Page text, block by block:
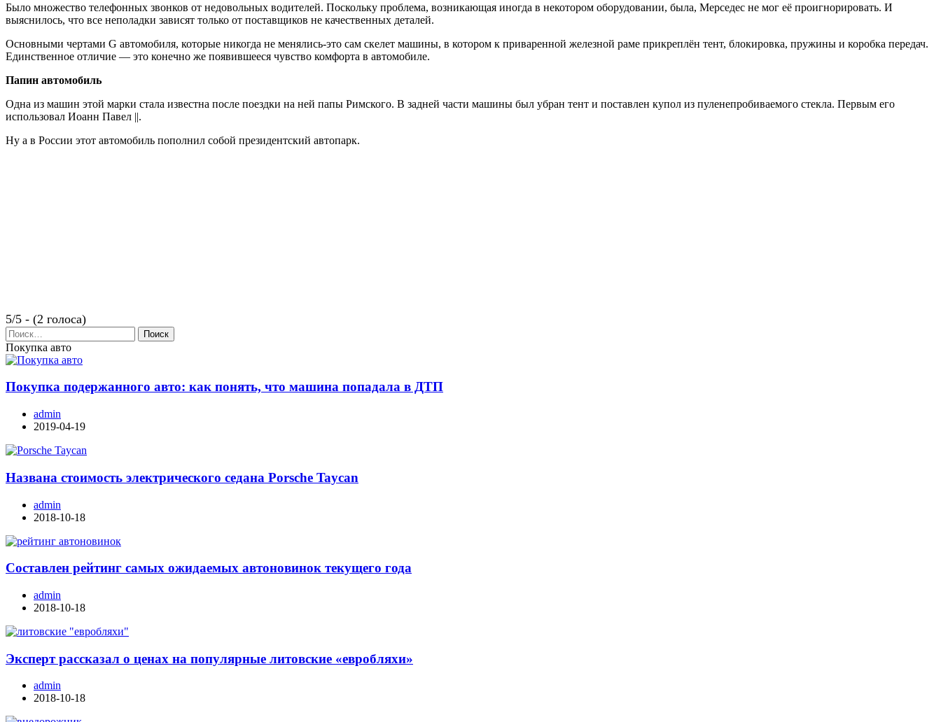
Было множество телефонных звонков от недовольных водителей. Поскольку проблема, возникающая иногда в некотором оборудовании, была, Мерседес не мог её проигнорировать. И
выяснилось, что все неполадки зависят только от поставщиков не качественных деталей.
Основными чертами G автомобиля, которые никогда не менялись-это сам скелет машины, в котором к приваренной железной раме прикреплён тент, блокировка, пружины и коробка передач.
Единственное отличие — это конечно же появившееся чувство комфорта в автомобиле.
Папин автомобиль
Одна из машин этой марки стала известна после поездки на ней папы Римского. В задней части машины был убран тент и поставлен купол из пуленепробиваемого стекла. Первым его
использовал Иоанн Павел ||.
Ну а в России этот автомобиль пополнил собой президентский автопарк.
5/5 - (2 голоса)
Найти:
Покупка авто
Покупка подержанного авто: как понять, что машина попадала в ДТП
admin
2019-04-19
Названа стоимость электрического седана Porsche Taycan
admin
2018-10-18
Составлен рейтинг самых ожидаемых автоновинок текущего года
admin
2018-10-18
Эксперт рассказал о ценах на популярные литовские «евробляхи»
admin
2018-10-18